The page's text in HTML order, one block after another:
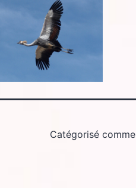
Catégorisé comme